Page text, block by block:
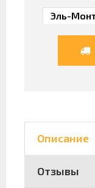
Описание
Отзывы